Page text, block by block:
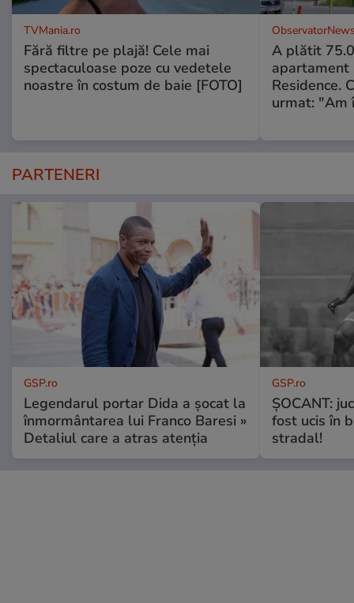
TVMania.ro
Fără filtre pe plajă! Cele mai
spectaculoase poze cu vedetele
noastre în costum de baie [FOTO]
A plătit
apartament
Residence.
urmat: "Am
PARTENERI
GSP.ro
Legendarul portar Dida a șocat la
înmormântarea lui Franco Baresi »
Detaliul care a atras atenția
GSP.ro
ȘOCANT:
fost ucis în
stradal!